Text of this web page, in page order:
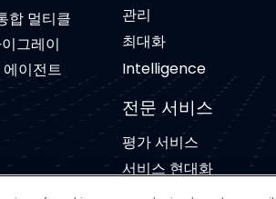
합 멀티클
그레이
이전트
관리
최대화
Intelligence
전문 서비스
평가 서비스
서비스 현대화